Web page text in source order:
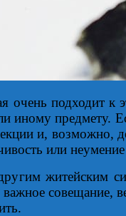
очень подходит
иному предмету.
и, возможно,
или
житейским
совещание,